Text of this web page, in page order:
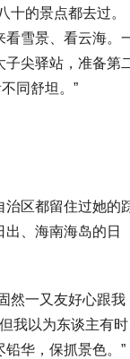
十的景点都去过。
看雪景、看云海。
子尖驿站，准备第
同舒坦。”
治区都留住过她的
、海南海岛的日
然一又友好心跟我
我以为东谈主有时
华，保抓景色。”